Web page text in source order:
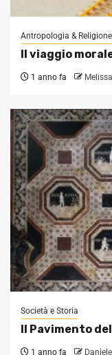
Antropologia & Religione
Il viaggio
1 anno fa
Società e Storia
Il Pavimento
1 anno fa